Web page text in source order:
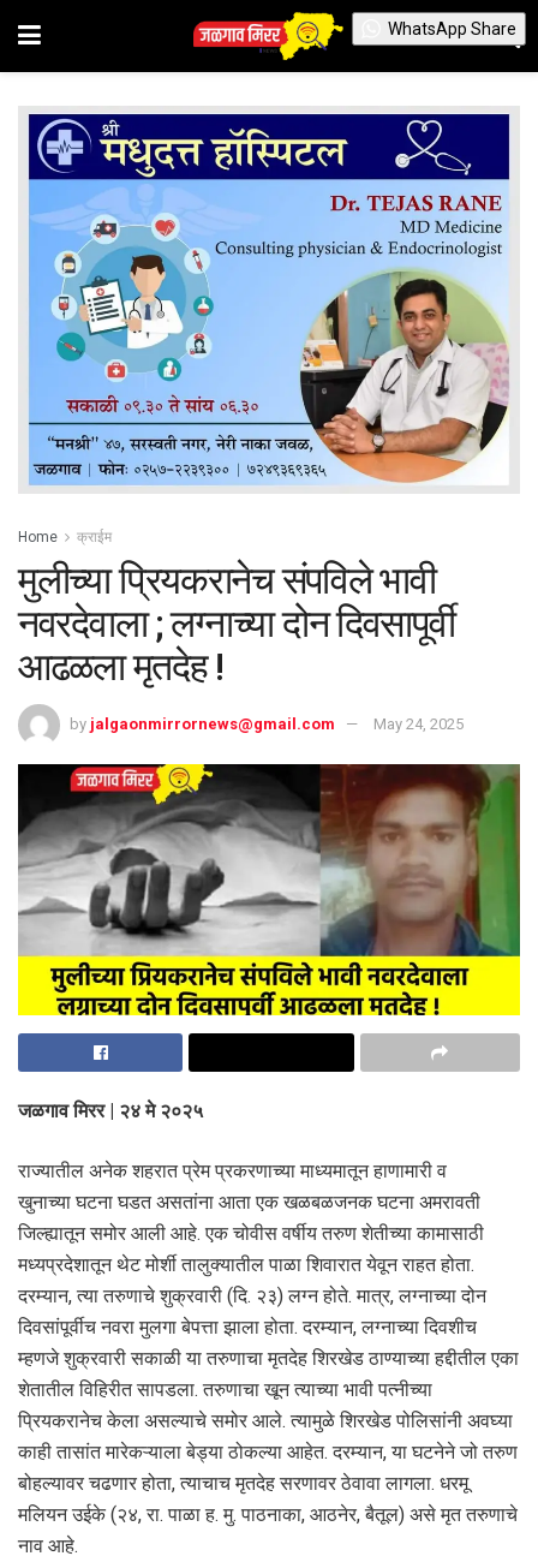
Home क्राईम
मुलीच्या प्रियकरानेच संपविले भावी
नवरदेवाला ; लग्नाच्या दोन दिवसापूर्वी
आढळला मृतदेह !
by jalgaonmirrornews@gmail.com May 24, 2025
जळगाव मिरर | २४ मे २०२५
राज्यातील अनेक शहरात प्रेम प्रकरणाच्या माध्यमातून हाणामारी व
खुनाच्या घटना घडत असतांना आता एक खळबळजनक घटना अमरावती
जिल्ह्यातून समोर आली आहे. एक चोवीस वर्षीय तरुण शेतीच्या कामासाठी
मध्यप्रदेशातून थेट मोर्शी तालुक्यातील पाळा शिवारात येवून राहत होता.
दरम्यान, त्या तरुणाचे शुक्रवारी (दि. २३) लग्न होते. मात्र, लग्नाच्या दोन
दिवसांपूर्वीच नवरा मुलगा बेपत्ता झाला होता. दरम्यान, लग्नाच्या दिवशीच
म्हणजे शुक्रवारी सकाळी या तरुणाचा मृतदेह शिरखेड ठाण्याच्या हद्दीतील एका
शेतातील विहिरीत सापडला. तरुणाचा खून त्याच्या भावी पत्नीच्या
प्रियकरानेच केला असल्याचे समोर आले. त्यामुळे शिरखेड पोलिसांनी अवघ्या
काही तासांत मारेकऱ्याला बेड्या ठोकल्या आहेत. दरम्यान, या घटनेने जो तरुण
बोहल्यावर चढणार होता, त्याचाच मृतदेह सरणावर ठेवावा लागला. धरमू
मलियन उईके (२४, रा. पाळा ह. मु. पाठनाका, आठनेर, बैतूल) असे मृत तरुणाचे
नाव आहे.
WhatsApp Share